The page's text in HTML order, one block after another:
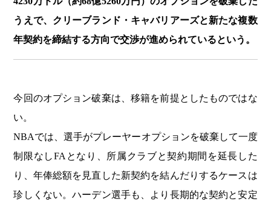
うえで、クリーブランド・キャバリアーズと新たな複数
年契約を締結する方向で交渉が進められているという。
今回のオプション破棄は、移籍を前提としたものではな
い。
NBAでは、選手がプレーヤーオプションを破棄して一度
制限なしFAとなり、所属クラブと契約期間を延長した
り、年俸総額を見直した新契約を結んだりするケースは
珍しくない。ハーデン選手も、より長期的な契約と安定